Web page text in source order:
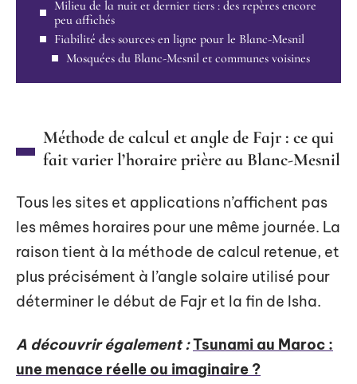
Milieu de la nuit et dernier tiers : des repères encore
peu affichés
Fiabilité des sources en ligne pour le Blanc-Mesnil
Mosquées du Blanc-Mesnil et communes voisines
Méthode de calcul et angle de Fajr : ce qui
fait varier l’horaire prière au Blanc-Mesnil
Tous les sites et applications n’affichent pas
les mêmes horaires pour une même journée. La
raison tient à la méthode de calcul retenue, et
plus précisément à l’angle solaire utilisé pour
déterminer le début de Fajr et la fin de Isha.
A découvrir également :Tsunami au Maroc :
une menace réelle ou imaginaire ?